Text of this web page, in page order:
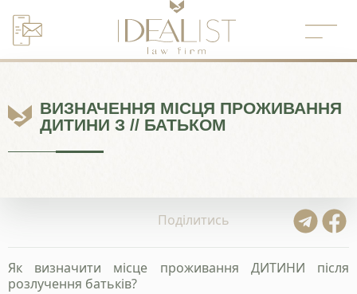
Перейти
до
ВИЗНАЧЕННЯ МІСЦЯ ПРОЖИВАННЯ
ДИТИНИ З // БАТЬКОМ
Поділитись
Як визначити місце проживання ДИТИНИ після
розлучення батьків?